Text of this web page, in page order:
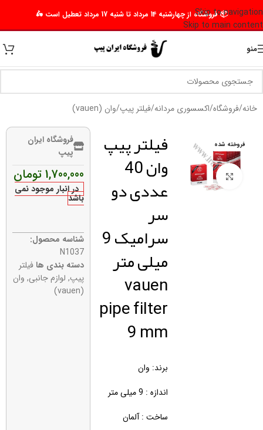
Skip to navigation
Skip to main content
📦 فروشگاه از چهارشنبه 14 مرداد تا شنبه 17 مرداد تعطیل است 🛵
منو
خانه/فروشگاه/اکسسوری مردانه/فیلتر پیپ/وان (vauen)
فروخته شده
برای بزرگنمایی کلیک کنید
فیلتر پیپ
وان 40
عددی دو
سر
سرامیک 9
میلی متر
vauen
pipe filter
9 mm
برند: وان
اندازه : 9 میلی متر
ساخت : آلمان
فروشگاه ایران
پیپ
1,700,000 تومان
در انبار موجود نمی
باشد
شناسه محصول:
N1037
دسته بندی ها فیلتر
پیپ, لوازم جانبی, وان
(vauen)